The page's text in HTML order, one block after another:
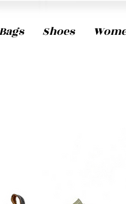
Bags Shoes